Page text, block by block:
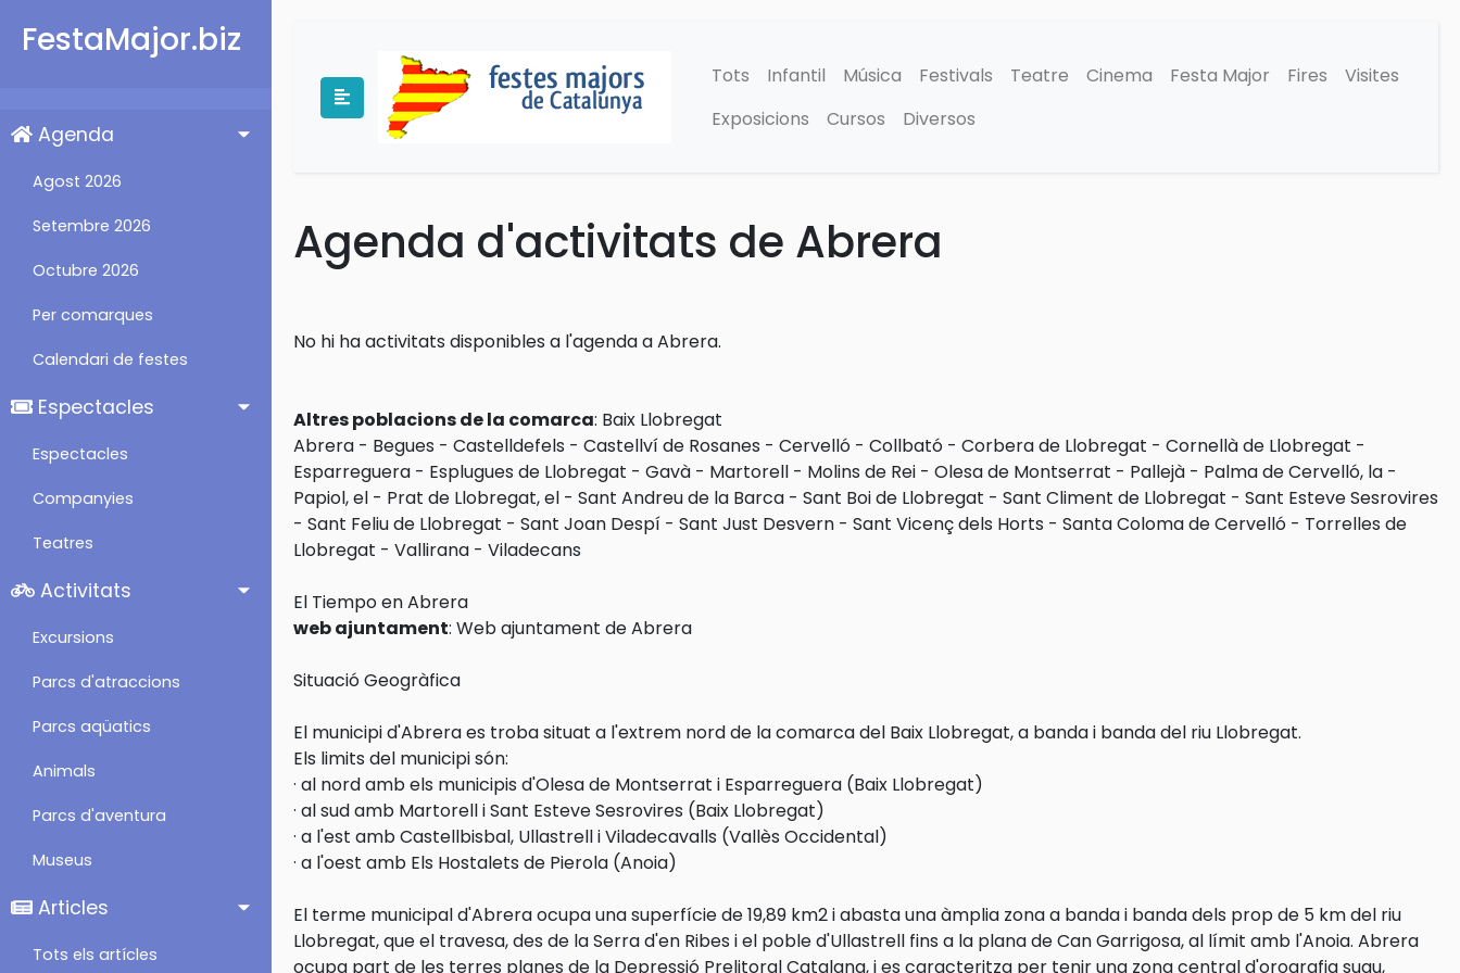
FestaMajor.biz
Agenda
Agost 2026
Setembre 2026
Octubre 2026
Per comarques
Calendari de festes
Espectacles
Espectacles
Companyies
Teatres
Activitats
Excursions
Parcs d'atraccions
Parcs aqüatics
Animals
Parcs d'aventura
Museus
Articles
Tots els artícles
Tots Infantil Música Festivals Teatre Cinema Festa Major Fires
Visites
Exposicions
Cursos Diversos
Agenda d'activitats de Abrera
No hi ha activitats disponibles a l'agenda a Abrera.
Altres poblacions de la comarca: Baix Llobregat
Abrera - Begues - Castelldefels - Castellví de Rosanes - Cervelló - Collbató - Corbera de Llobregat - Cornellà de Llobregat -
Esparreguera - Esplugues de Llobregat - Gavà - Martorell - Molins de Rei - Olesa de Montserrat - Pallejà - Palma de Cervelló, la -
Papiol, el - Prat de Llobregat, el - Sant Andreu de la Barca - Sant Boi de Llobregat - Sant Climent de Llobregat - Sant Esteve Sesrovires
- Sant Feliu de Llobregat - Sant Joan Despí - Sant Just Desvern - Sant Vicenç dels Horts - Santa Coloma de Cervelló - Torrelles de
Llobregat - Vallirana - Viladecans
El Tiempo en Abrera
web ajuntament: Web ajuntament de Abrera
Situació Geogràfica
El municipi d'Abrera es troba situat a l'extrem nord de la comarca del Baix Llobregat, a banda i banda del riu Llobregat.
Els limits del municipi són:
· al nord amb els municipis d'Olesa de Montserrat i Esparreguera (Baix Llobregat)
· al sud amb Martorell i Sant Esteve Sesrovires (Baix Llobregat)
· a l'est amb Castellbisbal, Ullastrell i Viladecavalls (Vallès Occidental)
· a l'oest amb Els Hostalets de Pierola (Anoia)
El terme municipal d'Abrera ocupa una superfície de 19,89 km2 i abasta una àmplia zona a banda i banda dels prop de 5 km del riu
Llobregat, que el travesa, des de la Serra d'en Ribes i el poble d'Ullastrell fins a la plana de Can Garrigosa, al límit amb l'Anoia. Abrera
ocupa part de les terres planes de la Depressió Prelitoral Catalana, i es caracteritza per tenir una zona central d'orografia suau,